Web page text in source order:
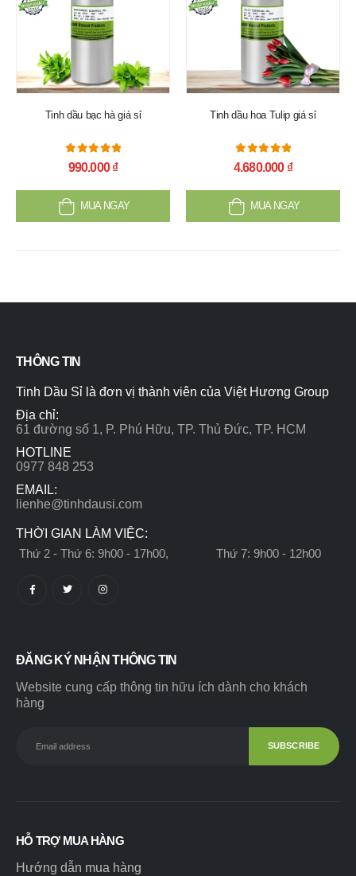
Tinh dầu bạc hà giá sỉ
5.00 out of 5
990.000₫
MUA NGAY
Tinh dầu hoa Tulip giá sỉ
5.00out of 5
4.680.000 ₫
MUA NGAY
THÔNG TIN
Tinh Dầu Sỉ là đơn vị thành viên của Việt Hương Group
Địa chỉ:
61 đường số 1, P. Phú Hữu, TP. Thủ Đức, TP. HCM
HOTLINE
0977 848 253
EMAIL:
lienhe@tinhdausi.com
THỜI GIAN LÀM VIỆC:
Thứ 2 - Thứ 6: 9h00 - 17h00, Thứ 7: 9h00 - 12h00
ĐĂNG KÝ NHẬN THÔNG TIN
Website cung cấp thông tin hữu ích dành cho khách
hàng
HỖ TRỢ MUA HÀNG
Hướng dẫn mua hàng